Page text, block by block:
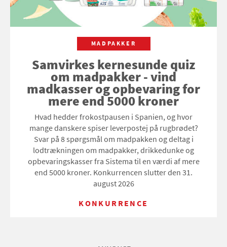
MADPAKKER
Samvirkes kernesunde quiz
om madpakker - vind
madkasser og opbevaring for
mere end 5000 kroner
Hvad hedder frokostpausen i Spanien, og hvor
mange danskere spiser leverpostej på rugbrødet?
Svar på 8 spørgsmål om madpakken og deltag i
lodtrækningen om madpakker, drikkedunke og
opbevaringskasser fra Sistema til en værdi af mere
end 5000 kroner. Konkurrencen slutter den 31.
august 2026
KONKURRENCE